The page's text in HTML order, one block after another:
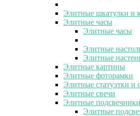
Элитные шкатулки и
Элитные часы
Элитные часы
Элитные
Элитные
Элитные картины
Элитные фоторамки
Элитные статуэтки и
Элитные свечи
Элитные подсвечники
Элитные